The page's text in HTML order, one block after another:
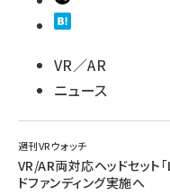
VR／AR
ニュース
週刊VRウォッチ
VR/AR両対応ヘッドセット
ドファンディング実施へ